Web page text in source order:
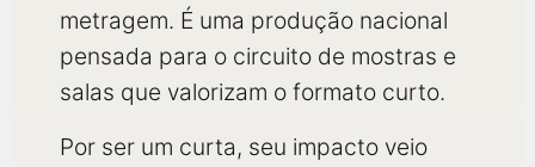
metragem. É uma produção nacional
pensada para o circuito de mostras e
salas que valorizam o formato curto.
Por ser um curta, seu impacto veio